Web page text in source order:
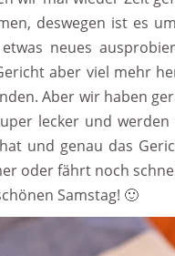
deswegen ist es
neues
aber viel mehr
Aber wir haben
lecker und
und genau das
oder fährt noch
Samstag! 🙂